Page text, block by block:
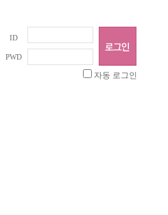
ID
PWD
자동 로그인